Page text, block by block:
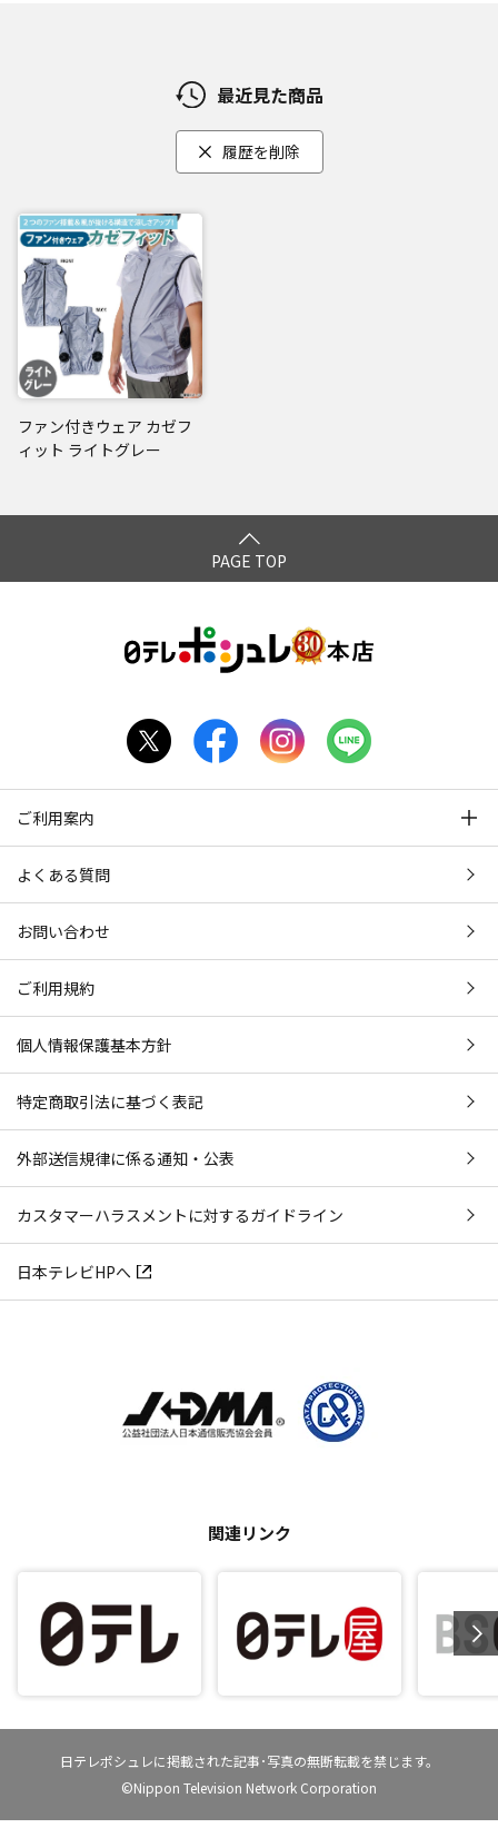
最近見た商品
履歴を削除
ファン付きウェア カゼフ
ィット ライトグレー
PAGE TOP
ご利用案内
よくある質問
お問い合わせ
ご利用規約
個人情報保護基本方針
特定商取引法に基づく表記
外部送信規律に係る通知・公表
カスタマーハラスメントに対するガイドライン
日本テレビHPへ
関連リンク
日テレポシュレに掲載された記事･写真の無断転載を禁じます。
©Nippon Television Network Corporation